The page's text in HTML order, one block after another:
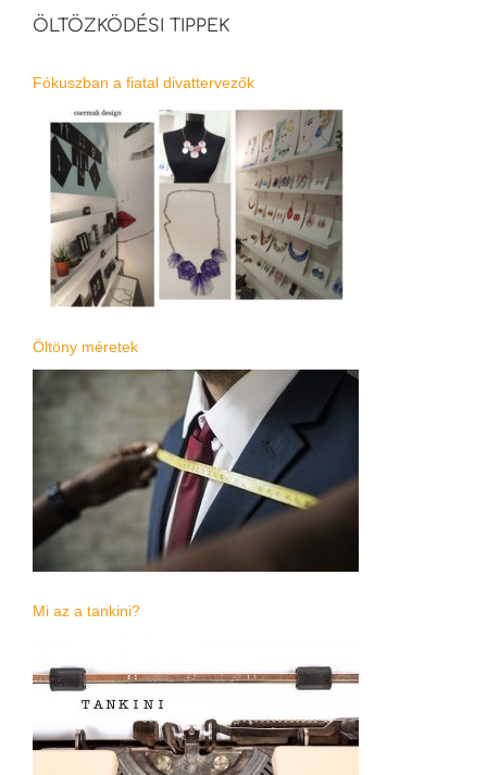
ÖLTÖZKÖDÉSI TIPPEK
Fókuszban a fiatal divattervezők
Öltöny méretek
Mi az a tankini?